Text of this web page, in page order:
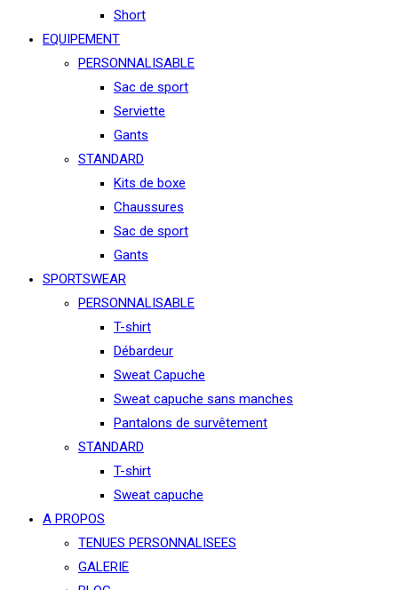
Short
EQUIPEMENT
PERSONNALISABLE
Sac de sport
Serviette
Gants
STANDARD
Kits de boxe
Chaussures
Sac de sport
Gants
SPORTSWEAR
PERSONNALISABLE
T-shirt
Débardeur
Sweat Capuche
Sweat capuche sans manches
Pantalons de survêtement
STANDARD
T-shirt
Sweat capuche
A PROPOS
TENUES PERSONNALISEES
GALERIE